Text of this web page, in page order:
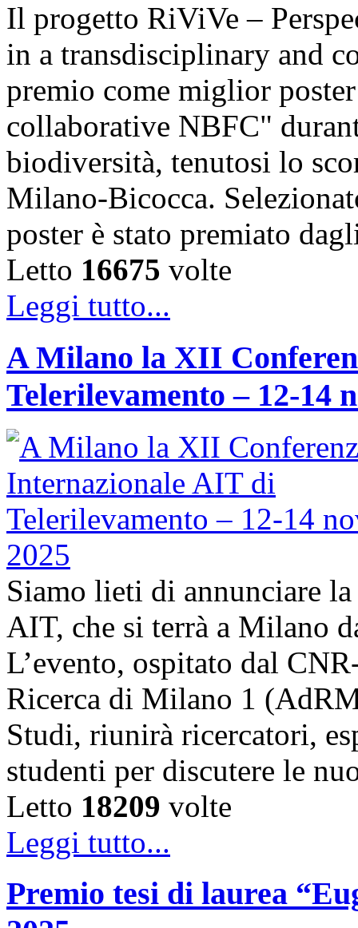
Il progetto RiViVe –
in a transdisciplinary and
premio come miglior
collaborative NBFC"
biodiversità, tenutosi lo
Milano-Bicocca.
poster è stato premiato
Letto 16675 volte
Leggi tutto...
A Milano la XII
Telerilevamento – 12-14
Siamo lieti di annunciare
AIT, che si terrà a Milano
L’evento, ospitato dal
Ricerca di Milano 1
Studi, riunirà ricercatori,
studenti per discutere le
Letto 18209 volte
Leggi tutto...
Premio tesi di laurea